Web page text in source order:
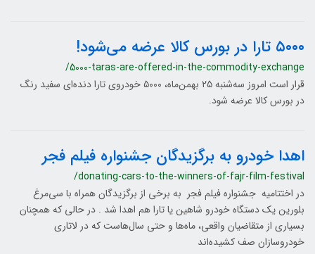
۵۰۰۰ تارا در بورس کالا عرضه می‌شود!
/5000-taras-are-offered-in-the-commodity-exchange
قرار است امروز سه‌شنبه ۲۵ بهمن‌ماه، ۵۰۰۰ خودروی تارا دنده‌ای سفید رنگ
در بورس کالا عرضه شود.
اهدا خودرو به برگزیدگان جشنواره فیلم فجر
/donating-cars-to-the-winners-of-fajr-film-festival
در اختتامیه جشنواره فیلم فجر به برخی از برگزیدگان همراه با سی‌مرغ
بلورین یک دستگاه خودرو شاهین یا تارا هم اهدا شد . در حالی که همچنان
بسیاری از متقاضیان واقعی، ماه‌ها و حتی سال‌هاست که در لاتاری
خودروسازان صف کشیده‌اند